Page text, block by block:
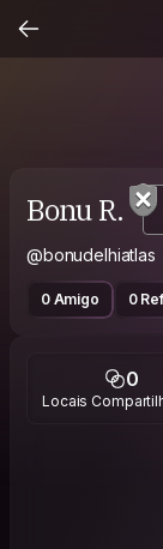
Bonu R.
@bonudelhiatlas
0 Amigo 0
0
Locais